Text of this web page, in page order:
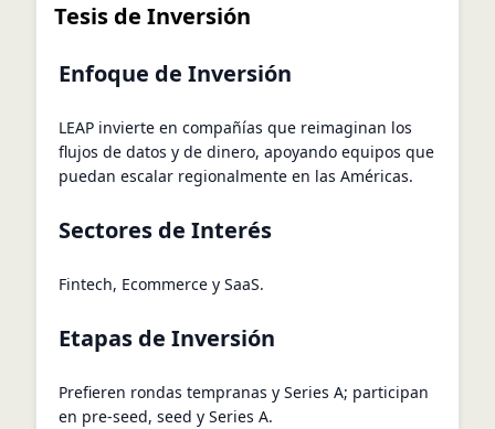
Tesis de Inversión
Enfoque de Inversión
LEAP invierte en compañías que reimaginan los
flujos de datos y de dinero, apoyando equipos que
puedan escalar regionalmente en las Américas.
Sectores de Interés
Fintech, Ecommerce y SaaS.
Etapas de Inversión
Prefieren rondas tempranas y Series A; participan
en pre-seed, seed y Series A.